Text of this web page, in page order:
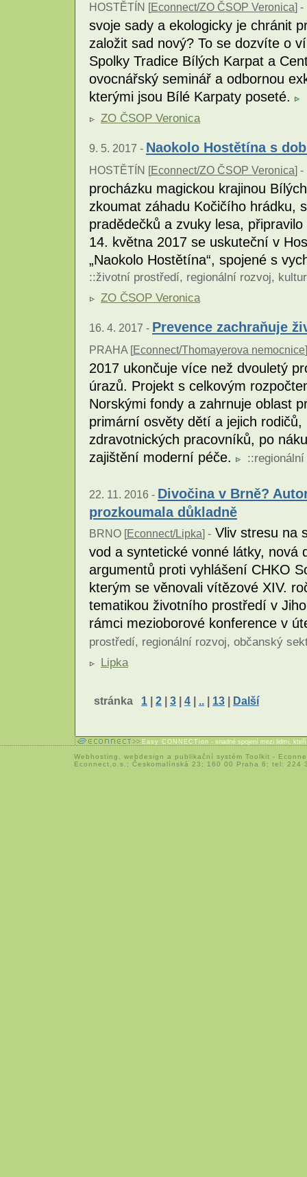
HOSTĚTÍN [Econnect/ZO ČSOP Veronica] -
svoje sady a ekologicky je chránit
založit sad nový? To se dozvíte o
Spolky Tradice Bílých Karpat a
ovocnářský seminář a odbornou
kterými jsou Bílé Karpaty poseté.
ZO ČSOP Veronica
9. 5. 2017 - Naokolo Hostětína s
HOSTĚTÍN [Econnect/ZO ČSOP Veronica] -
procházku magickou krajinou
zkoumat záhadu Kočičího hrádku,
pradědečků a zvuky lesa,
14. května 2017 se uskuteční v
„Naokolo Hostětína“, spojené s
::životní prostředí, regionální rozvoj,
ZO ČSOP Veronica
16. 4. 2017 - Prevence zachraňuje
PRAHA [Econnect/Thomayerova nemocnice
2017 ukončuje více než dvouletý
úrazů. Projekt s celkovým
Norskými fondy a zahrnuje oblast
primární osvěty dětí a jejich
zdravotnických pracovníků, po
zajištění moderní péče.
::
22. 11. 2016 - Divočina v Brně?
prozkoumala důkladně
BRNO [Econnect/Lipka] - Vliv stresu na
vod a syntetické vonné látky, nová
argumentů proti vyhlášení CHKO
kterým se věnovali vítězové XIV.
tematikou životního prostředí v
rámci mezioborové konference v
prostředí, regionální rozvoj, občanský
Lipka
stránka 1 | 2 | 3 | 4 | .. | 13 | Další
Easy CONNECTion - snadné spojení mezi lidmi,
Webhosting webdesign a publikační systém Toolkit -
Econnect,o.s.; Českomalínská 23; 160 00 Praha 6; tel: 224